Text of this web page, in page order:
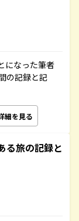
になった筆者
の記録と記
細を見る
旅の記録と